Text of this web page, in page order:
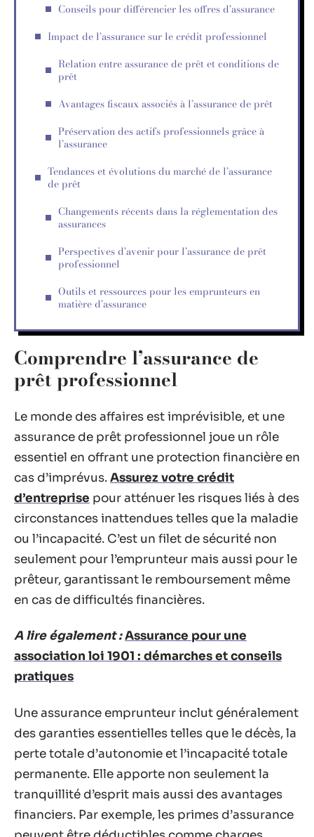
Conseils pour différencier les offres d’assurance
Impact de l’assurance sur le crédit professionnel
Relation entre assurance de prêt et conditions de
prêt
Avantages fiscaux associés à l’assurance de prêt
Préservation des actifs professionnels grâce à
l’assurance
Tendances et évolutions du marché de l’assurance
de prêt
Changements récents dans la réglementation des
assurances
Perspectives d’avenir pour l’assurance de prêt
professionnel
Outils et ressources pour les emprunteurs en
matière d’assurance
Comprendre l’assurance de
prêt professionnel
Le monde des affaires est imprévisible, et une
assurance de prêt professionnel joue un rôle
essentiel en offrant une protection financière en
cas d’imprévus.Assurez votre crédit
d’entreprise pour atténuer les risques liés à des
circonstances inattendues telles que la maladie
ou l’incapacité. C’est un filet de sécurité non
seulement pour l’emprunteur mais aussi pour le
prêteur, garantissant le remboursement même
en cas de difficultés financières.
A lire également :Assurance pour une
association loi 1901 : démarches et conseils
pratiques
Une assurance emprunteur inclut généralement
des garanties essentielles telles que le décès, la
perte totale d’autonomie et l’incapacité totale
permanente. Elle apporte non seulement la
tranquillité d’esprit mais aussi des avantages
financiers. Par exemple, les primes d’assurance